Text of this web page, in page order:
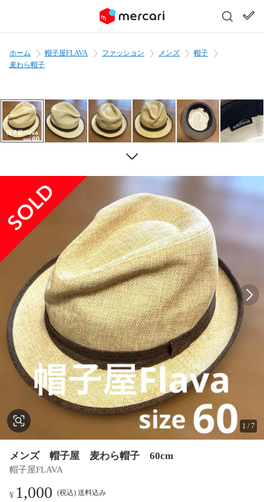
ホーム 帽子屋FLAVA ファッション メンズ
帽子
麦わら帽子
1 /7
メンズ 帽子屋 麦わら帽子 60cm
帽子屋FLAVA
¥ 1,000 (税込) 送料込み